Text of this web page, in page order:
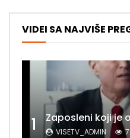
VIDEI SA NAJVIŠE
1 Zaposleni koji je
VISETV_ADMIN